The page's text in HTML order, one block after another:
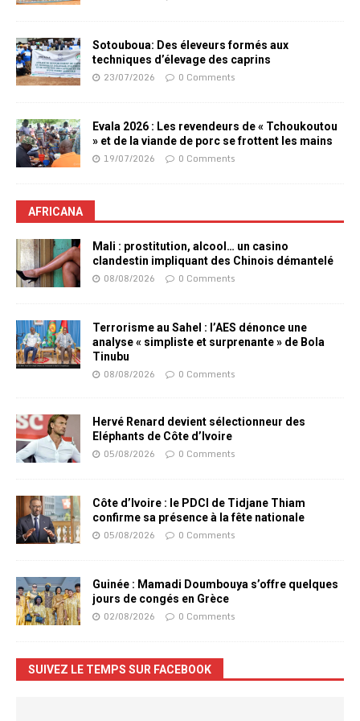
Sotouboua: Des éleveurs formés aux
techniques d’élevage des caprins
23/07/2026 0 Comments
Evala 2026 : Les revendeurs de « Tchoukoutou
» et de la viande de porc se frottent les mains
19/07/2026 0 Comments
AFRICANA
Mali : prostitution, alcool… un casino
clandestin impliquant des Chinois démantelé
08/08/2026 0 Comments
Terrorisme au Sahel : l’AES dénonce une
analyse « simpliste et surprenante » de Bola
Tinubu
08/08/2026 0 Comments
Hervé Renard devient sélectionneur des
Eléphants de Côte d’Ivoire
05/08/2026 0 Comments
Côte d’Ivoire : le PDCI de Tidjane Thiam
confirme sa présence à la fête nationale
05/08/2026 0 Comments
Guinée : Mamadi Doumbouya s’offre quelques
jours de congés en Grèce
02/08/2026 0 Comments
SUIVEZ LE TEMPS SUR FACEBOOK